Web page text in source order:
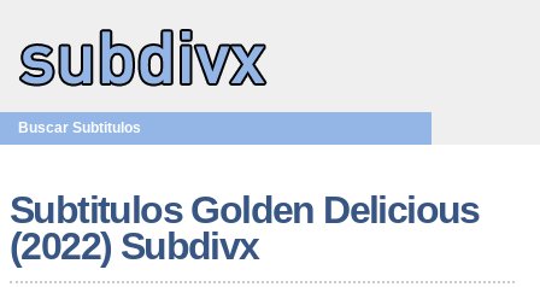
Buscar Subtitulos
Subtitulos Golden Delicious
(2022) Subdivx